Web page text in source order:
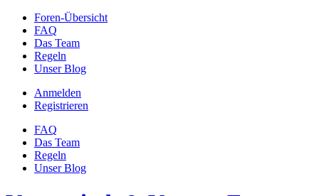
Foren-Übersicht
FAQ
Das Team
Regeln
Unser Blog
Anmelden
Registrieren
FAQ
Das Team
Regeln
Unser Blog